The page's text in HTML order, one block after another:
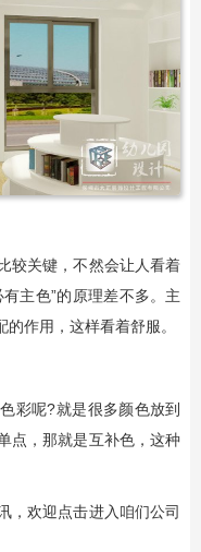
较关键，不然会让人看着
主色”的原理差不多。主
作用，这样看着舒服。
彩呢?就是很多颜色放到
点，那就是互补色，这种
，欢迎点击进入咱们公司